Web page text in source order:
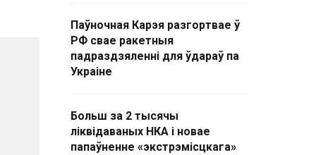
Паўночная Карэя разгортвае ў
РФ свае ракетныя
падраздзяленні для ўдараў па
Украіне
Больш за 2 тысячы
ліквідаваных НКА і новае
папаўненне «экстрэмісцкага»